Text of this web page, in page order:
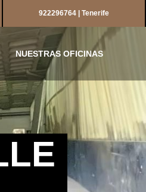
922296764 | Tenerife
NUESTRAS OFICINAS